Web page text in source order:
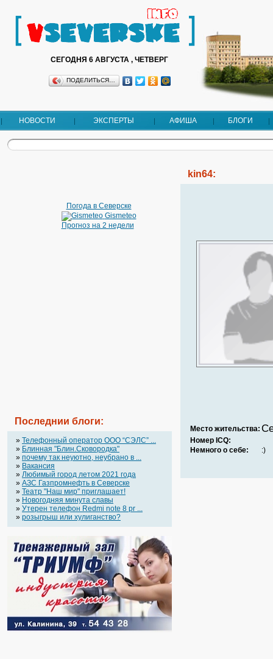
СЕГОДНЯ 6 АВГУСТА , ЧЕТВЕРГ
ПОДЕЛИТЬСЯ…
НОВОСТИ ЭКСПЕРТЫ АФИША БЛОГИ
Погода в Северске
Gismeteo
Прогноз на 2 недели
Последнии блоги:
» Телефонный оператор OOO “СЭЛС” ...
» Блинная "Блин.Сковородка"
» почему так неуютно, неубрано в ...
» Вакансия
» Любимый город летом 2021 года
» АЗС Газпромнефть в Северске
» Театр "Наш мир" приглашает!
» Новогодняя минута славы
» Утерен телефон Redmi note 8 pr ...
» розыгрыш или хулиганство?
kin64:
Место жительства:
Номер ICQ:
Немного о себе:
:)